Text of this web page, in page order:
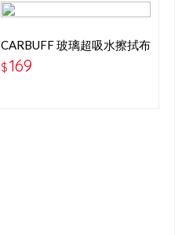
CARBUFF 玻璃超吸水擦拭布
40x40CM
$169